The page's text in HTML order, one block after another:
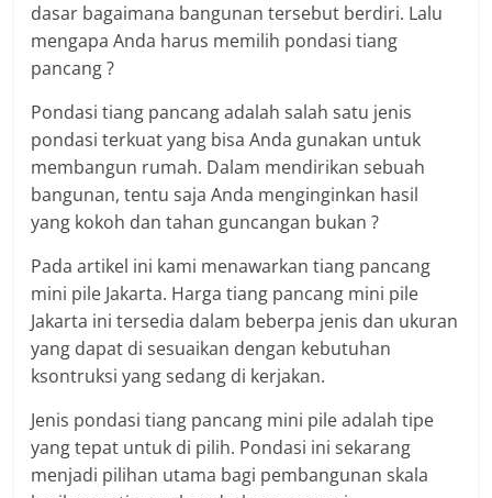
dasar bagaimana bangunan tersebut berdiri. Lalu
mengapa Anda harus memilih pondasi tiang
pancang ?
Pondasi tiang pancang adalah salah satu jenis
pondasi terkuat yang bisa Anda gunakan untuk
membangun rumah. Dalam mendirikan sebuah
bangunan, tentu saja Anda menginginkan hasil
yang kokoh dan tahan guncangan bukan ?
Pada artikel ini kami menawarkan tiang pancang
mini pile Jakarta. Harga tiang pancang mini pile
Jakarta ini tersedia dalam beberpa jenis dan ukuran
yang dapat di sesuaikan dengan kebutuhan
ksontruksi yang sedang di kerjakan.
Jenis pondasi tiang pancang mini pile adalah tipe
yang tepat untuk di pilih. Pondasi ini sekarang
menjadi pilihan utama bagi pembangunan skala